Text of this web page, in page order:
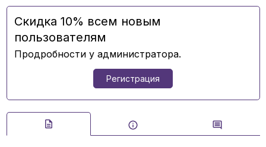
Скидка 10% всем новым
пользователям
Продробности у администратора.
Регистрация